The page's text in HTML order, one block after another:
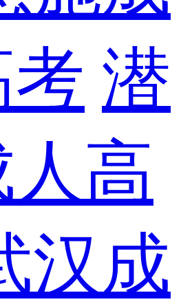
考 潜
高
汉成